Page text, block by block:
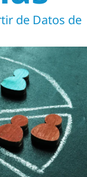
de Datos de